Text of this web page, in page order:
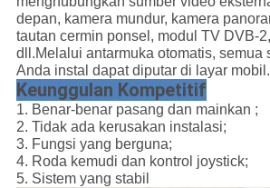
depan, kamera mundur, kamera
tautan cermin ponsel, modul TV DVB-
dll.Melalui antarmuka otomatis, semua
Anda instal dapat diputar di layar mobil.
Keunggulan Kompetitif
1. Benar-benar pasang dan mainkan ;
2. Tidak ada kerusakan instalasi;
3. Fungsi yang berguna;
4. Roda kemudi dan kontrol joystick;
5. Sistem yang stabil